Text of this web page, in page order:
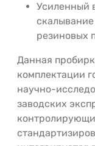
Усиленный
резиновых
Данная
комплектации
научно-
заводских